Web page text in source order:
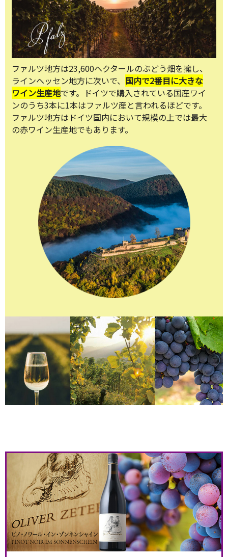
ファルツ地方は23,600ヘクタールのぶどう畑を擁し、
ラインヘッセン地方に次いで、 国内で2番目に大きな
ワイン生産地です。ドイツで購入されている国産ワイ
ンのうち3本に1本はファルツ産と言われるほどです。
ファルツ地方はドイツ国内において規模の上では最大
の赤ワイン生産地でもあります。